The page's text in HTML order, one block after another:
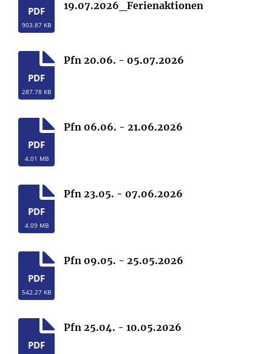
PDF
903.87 KB
19.07.2026_Ferienaktionen
PDF
287.78 KB
Pfn 20.06. - 05.07.2026
PDF
4.01 MB
Pfn 06.06. - 21.06.2026
PDF
4.09 MB
Pfn 23.05. - 07.06.2026
PDF
542.27 KB
Pfn 09.05. - 25.05.2026
PDF
Pfn 25.04. - 10.05.2026